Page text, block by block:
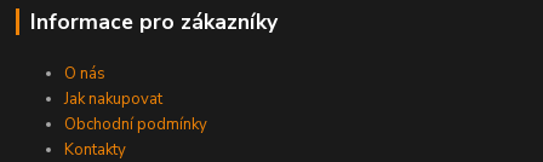
Informace pro zákazníky
O nás
Jak nakupovat
Obchodní podmínky
Kontakty